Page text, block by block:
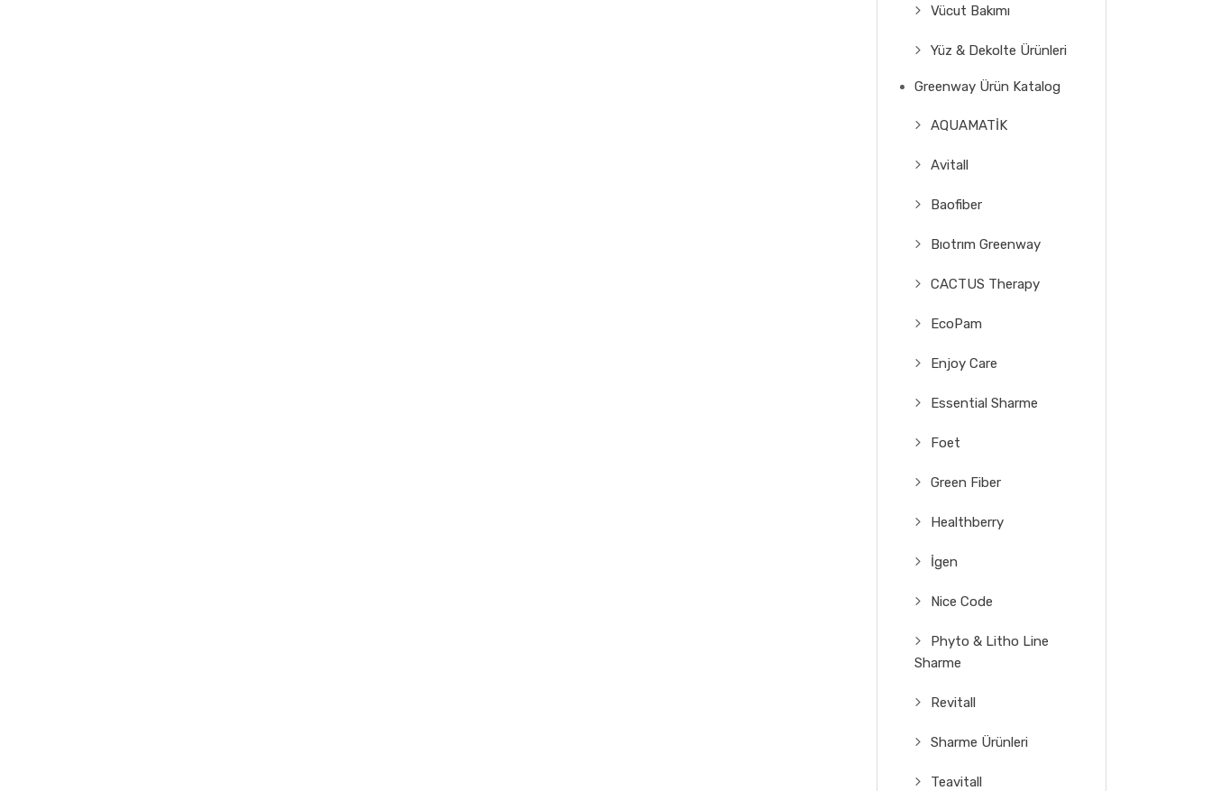
Vücut Bakımı
Yüz & Dekolte Ürünleri
Greenway Ürün Katalog
AQUAMATİK
Avitall
Baofiber
Bıotrım Greenway
CACTUS Therapy
EcoPam
Enjoy Care
Essential Sharme
Foet
Green Fiber
Healthberry
İgen
Nice Code
Phyto & Litho Line
Sharme
Revitall
Sharme Ürünleri
Teavitall